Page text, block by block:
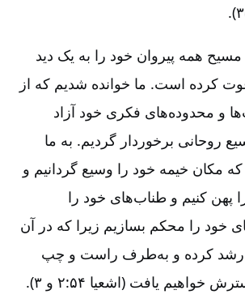
همه پیروان خود را به یک دید
کرده است‌. ما خوانده شدیم که از
و محدوده‌های فکری خود آزاد
روحانی برخوردار گردیم‌. به ما
مکان خیمه خود را وسیع گردانیم و
کنیم و طناب‌های خود را
خود را محکم بسازیم زیرا که در آن
کرده و به‌طرف راست و چپ
یافت (اشعیا ۵۴:‏۲ و ۳).